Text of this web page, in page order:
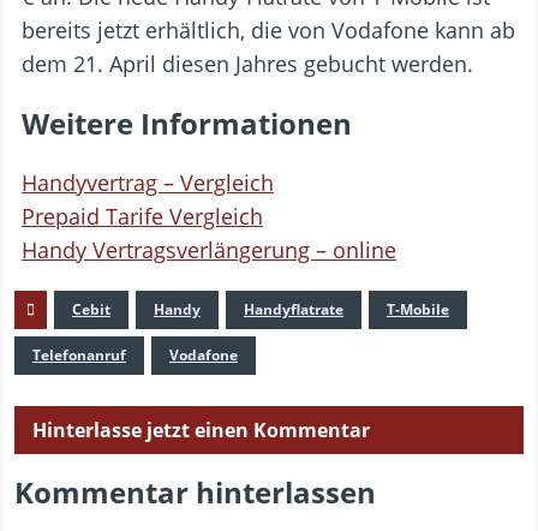
bereits jetzt erhältlich, die von Vodafone kann ab
dem 21. April diesen Jahres gebucht werden.
Weitere Informationen
Handyvertrag – Vergleich
Prepaid Tarife Vergleich
Handy Vertragsverlängerung – online
Cebit Handy Handyflatrate T-Mobile
Telefonanruf Vodafone
Hinterlasse jetzt einen Kommentar
Kommentar hinterlassen